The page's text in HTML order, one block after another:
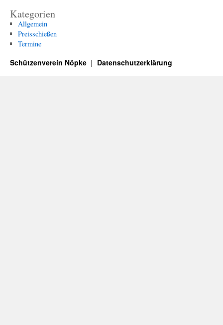
Kategorien
Allgemein
Preisschießen
Termine
Schützenverein Nöpke Datenschutzerklärung